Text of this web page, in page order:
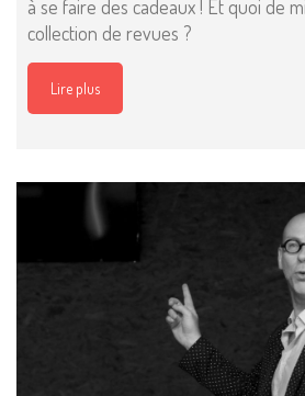
à se faire des cadeaux ! Et quoi de
collection de revues ?
Lire plus